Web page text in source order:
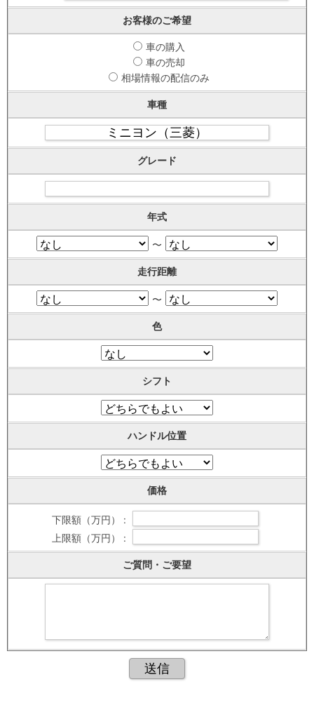
お客様のご希望
車の購入
車の売却
相場情報の配信のみ
車種
グレード
年式
〜
走行距離
〜
色
シフト
ハンドル位置
価格
下限額（万円） :
上限額（万円） :
ご質問・ご要望